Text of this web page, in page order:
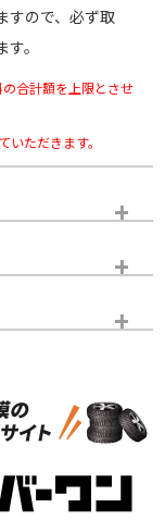
すので、必ず取
。
合計額を上限とさせ
ただきます。
りますので、あら
車外し品（新古
付き